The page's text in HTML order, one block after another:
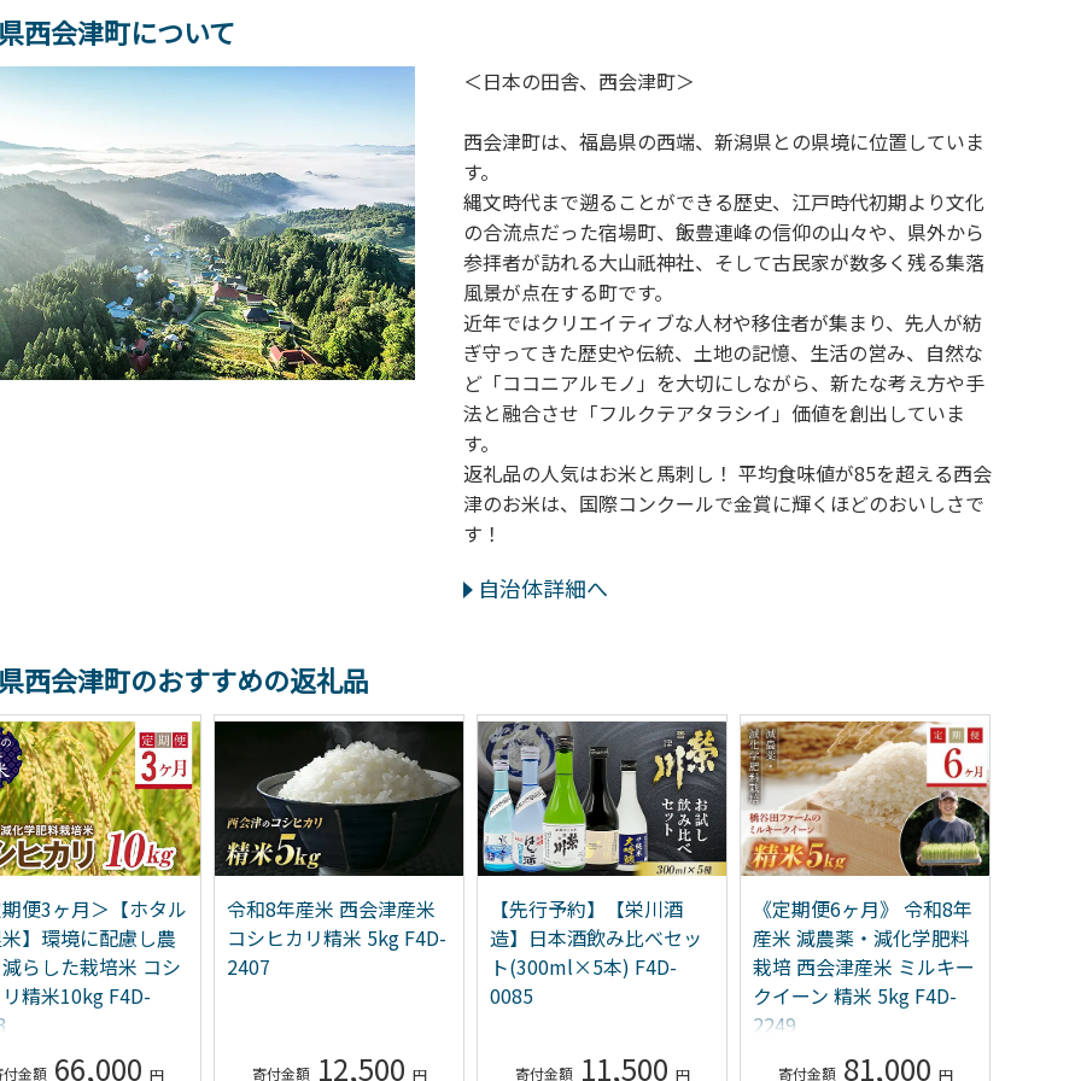
西会津町について
＜日本の田舎、西会津町＞
西会津町は、福島県の西端、新潟県との県境に位置していま
す。
縄文時代まで遡ることができる歴史、江戸時代初期より文化
の合流点だった宿場町、飯豊連峰の信仰の山々や、県外から
参拝者が訪れる大山祇神社、そして古民家が数多く残る集落
風景が点在する町です。
近年ではクリエイティブな人材や移住者が集まり、先人が紡
ぎ守ってきた歴史や伝統、土地の記憶、生活の営み、自然な
ど「ココニアルモノ」を大切にしながら、新たな考え方や手
法と融合させ「フルクテアタラシイ」価値を創出していま
す。
返礼品の人気はお米と馬刺し！ 平均食味値が85を超える西会
津のお米は、国際コンクールで金賞に輝くほどのおいしさで
す！
自治体詳細へ
西会津町のおすすめの返礼品
便3ヶ月＞【ホタル
】環境に配慮し農
らした栽培米 コシ
精米10kg F4D-
66,000
令和8年産米 西会津産米
コシヒカリ精米 5kg F4D-
2407
12,500
【先行予約】【栄川酒
造】日本酒飲み比べセッ
ト(300ml×5本) F4D-
0085
11,500
《定期便6ヶ月》 令和8年
産米 減農薬・減化学肥料
栽培 西会津産米 ミルキー
クイーン 精米 5kg F4D-
2249
81,000